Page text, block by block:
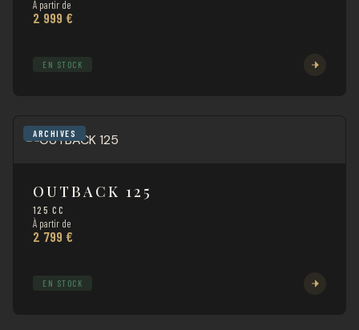
À partir de
2 999 €
EN STOCK
ARCHIVES
OUTBACK 125
125 CC
À partir de
2 799 €
EN STOCK